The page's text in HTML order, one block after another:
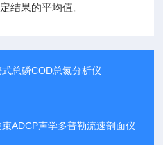
结果的平均值。
总磷COD总氮分析仪
​ADCP声学多普勒流速剖面仪